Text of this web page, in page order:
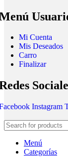
Mi Cuenta
Mis Deseados
Carro
Finalizar
Instagram
Menú
Categorías